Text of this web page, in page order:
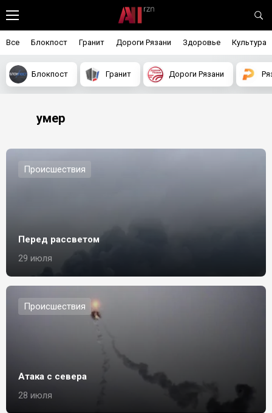
Все Блокпост Гранит Дороги Рязани Здоровье Культура
Блокпост Гранит Дороги Рязани
умер
Происшествия
Перед рассветом
29 июля
Происшествия
Атака с севера
28 июля